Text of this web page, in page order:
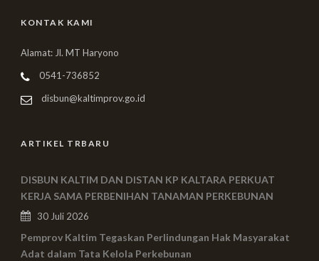
KONTAK KAMI
Alamat: Jl. MT Haryono
0541-736852
disbun@kaltimprov.go.id
ARTIKEL TRBARU
DISBUN KALTIM DAN DISTAN KP KALTARA PERKUAT
KERJA SAMA PERBENIHAN TANAMAN PERKEBUNAN
30 Juli 2026
Pemprov Kaltim Tegaskan Perlindungan Hak Masyarakat
Adat dalam Tata Kelola Perkebunan